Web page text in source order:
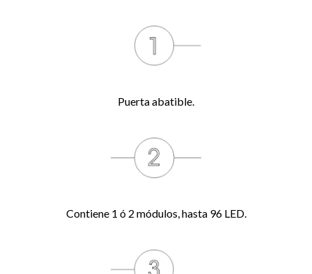
Puerta abatible.
Contiene 1 ó 2 módulos, hasta 96 LED.